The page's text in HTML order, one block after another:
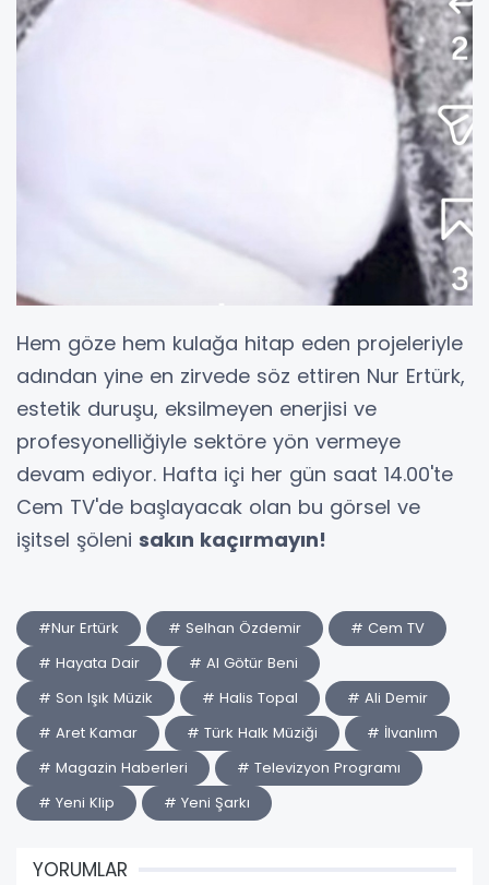
Hem göze hem kulağa hitap eden projeleriyle
adından yine en zirvede söz ettiren Nur Ertürk,
estetik duruşu, eksilmeyen enerjisi ve
profesyonelliğiyle sektöre yön vermeye
devam ediyor. Hafta içi her gün saat 14.00'te
Cem TV'de başlayacak olan bu görsel ve
işitsel şöleni sakın kaçırmayın!
#Nur Ertürk # Selhan Özdemir
# Cem TV
# Hayata Dair
# Al Götür Beni
# Son Işık Müzik
# Halis Topal
# Ali Demir
# Aret Kamar
# Türk Halk Müziği
# İlvanlım
# Magazin Haberleri
# Televizyon Programı
# Yeni Klip
# Yeni Şarkı
YORUMLAR